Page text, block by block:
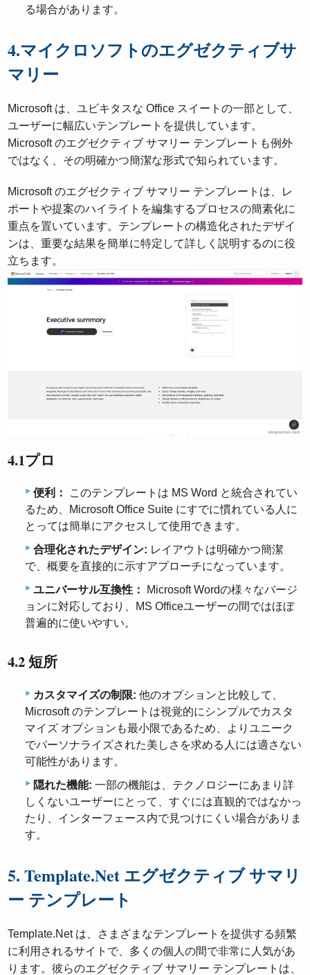
る場合があります。
4.マイクロソフトのエグゼクティブサ
マリー
Microsoft は、ユビキタスな Office スイートの一部として、
ユーザーに幅広いテンプレートを提供しています。
Microsoft のエグゼクティブ サマリー テンプレートも例外
ではなく、その明確かつ簡潔な形式で知られています。
Microsoft のエグゼクティブ サマリー テンプレートは、レ
ポートや提案のハイライトを編集するプロセスの簡素化に
重点を置いています。テンプレートの構造化されたデザイ
ンは、重要な結果を簡単に特定して詳しく説明するのに役
立ちます。
4.1プロ
便利：
このテンプレートは MS Word と統合されてい
るため、Microsoft Office Suite にすでに慣れている人に
とっては簡単にアクセスして使用できます。
合理化されたデザイン: レイアウトは明確かつ簡潔
で、概要を直接的に示すアプローチになっています。
ユニバーサル互換性：
Microsoft Wordの様々なバージ
ョンに対応しており、MS Officeユーザーの間ではほぼ
普遍的に使いやすい。
4.2 短所
カスタマイズの制限: 他のオプションと比較して、
Microsoft のテンプレートは視覚的にシンプルでカスタ
マイズ オプションも最小限であるため、よりユニーク
でパーソナライズされた美しさを求める人には適さない
可能性があります。
隠れた機能: 一部の機能は、テクノロジーにあまり詳
しくないユーザーにとって、すぐには直観的ではなかっ
たり、インターフェース内で見つけにくい場合がありま
す。
5. Template.Net エグゼクティブ サマリ
ー テンプレート
Template.Net は、さまざまなテンプレートを提供する頻繁
に利用されるサイトで、多くの個人の間で非常に人気があ
ります。彼らのエグゼクティブ サマリー テンプレートは、